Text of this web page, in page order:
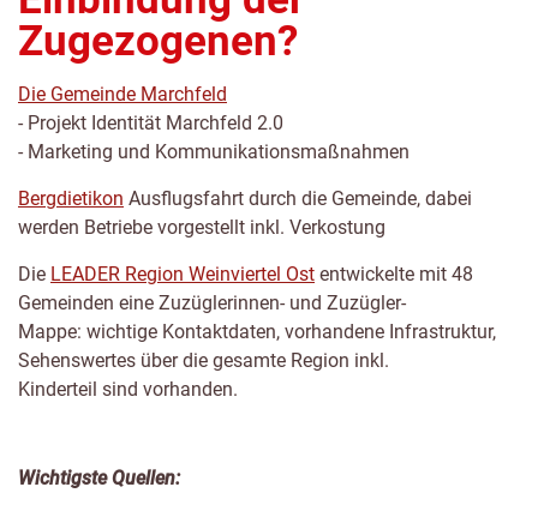
Zugezogenen?
Die Gemeinde Marchfeld
- Projekt Identität Marchfeld 2.0
- Marketing und Kommunikationsmaßnahmen
Bergdietikon Ausflugsfahrt durch die Gemeinde, dabei
werden Betriebe vorgestellt inkl. Verkostung
Die LEADER Region Weinviertel Ost entwickelte mit 48
Gemeinden eine Zuzüglerinnen- und Zuzügler-
Mappe: wichtige Kontaktdaten, vorhandene Infrastruktur,
Sehenswertes über die gesamte Region inkl.
Kinderteil sind vorhanden.
Wichtigste Quellen: